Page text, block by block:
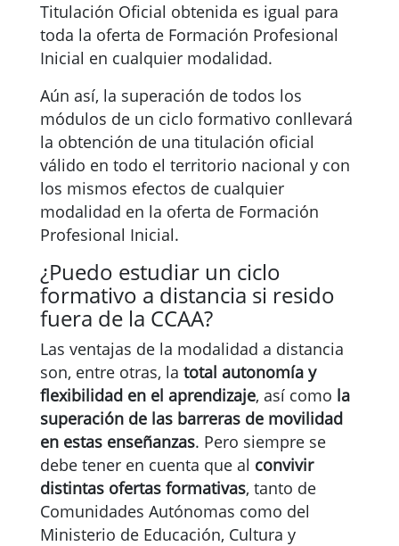
Titulación Oficial obtenida es igual para
toda la oferta de Formación Profesional
Inicial en cualquier modalidad.
Aún así, la superación de todos los
módulos de un ciclo formativo conllevará
la obtención de una titulación oficial
válido en todo el territorio nacional y con
los mismos efectos de cualquier
modalidad en la oferta de Formación
Profesional Inicial.
¿Puedo estudiar un ciclo
formativo a distancia si resido
fuera de la CCAA?
Las ventajas de la modalidad a distancia
son, entre otras, la total autonomía y
flexibilidad en el aprendizaje, así como la
superación de las barreras de movilidad
en estas enseñanzas. Pero siempre se
debe tener en cuenta que al convivir
distintas ofertas formativas, tanto de
Comunidades Autónomas como del
Ministerio de Educación, Cultura y